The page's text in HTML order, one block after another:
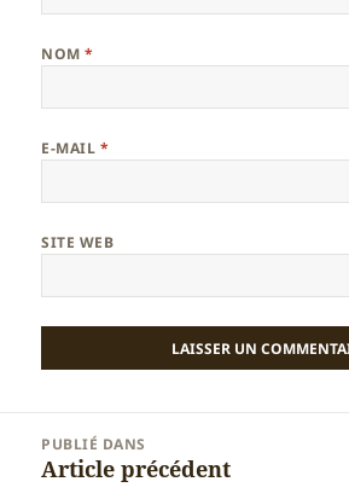
NOM*
E-MAIL *
SITE WEB
l’article
PUBLIÉ DANS
Article précédent